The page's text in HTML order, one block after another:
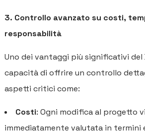
3. Controllo avanzato su costi,
responsabilità
Uno dei vantaggi più significativi del
capacità di offrire un controllo
aspetti critici come:
Costi: Ogni modifica al progetto
immediatamente valutata in termini